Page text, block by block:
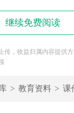
继续免费阅读
传，收益归属内容提供
> 教育资料 > 课